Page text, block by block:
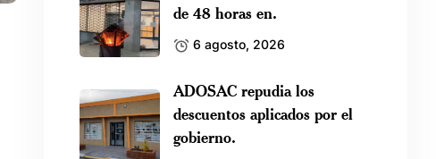
de 48 horas en.
6 agosto, 2026
ADOSAC repudia los
descuentos aplicados por el
gobierno.